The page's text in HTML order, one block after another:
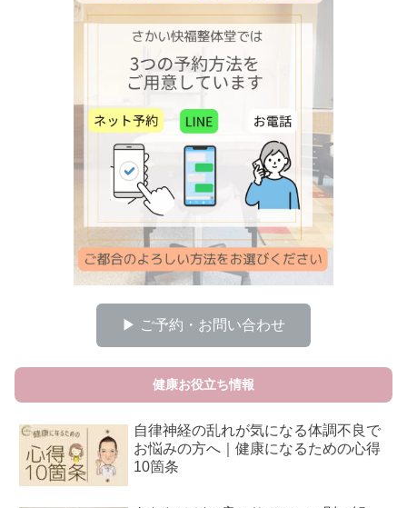
▶ ご予約・お問い合わせ
健康お役立ち情報
自律神経の乱れが気になる体調不良で
お悩みの方へ｜健康になるための心得
10箇条